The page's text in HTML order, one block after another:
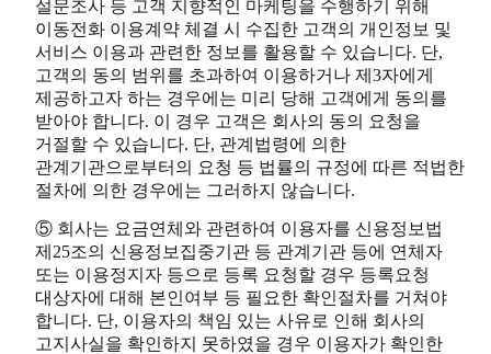
설문조사 등 고객 지향적인 마케팅을 수행하기 위해
이동전화 이용계약 체결 시 수집한 고객의 개인정보 및
서비스 이용과 관련한 정보를 활용할 수 있습니다. 단,
고객의 동의 범위를 초과하여 이용하거나 제3자에게
제공하고자 하는 경우에는 미리 당해 고객에게 동의를
받아야 합니다. 이 경우 고객은 회사의 동의 요청을
거절할 수 있습니다. 단, 관계법령에 의한
관계기관으로부터의 요청 등 법률의 규정에 따른 적법한
절차에 의한 경우에는 그러하지 않습니다.
⑤ 회사는 요금연체와 관련하여 이용자를 신용정보법
제25조의 신용정보집중기관 등 관계기관 등에 연체자
또는 이용정지자 등으로 등록 요청할 경우 등록요청
대상자에 대해 본인여부 등 필요한 확인절차를 거쳐야
합니다. 단, 이용자의 책임 있는 사유로 인해 회사의
고지사실을 확인하지 못하였을 경우 이용자가 확인한